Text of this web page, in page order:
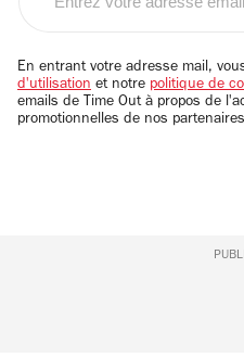
email
En entrant votre adresse mail,
d'utilisation et notre politique de
emails de Time Out à propos de
promotionnelles de nos